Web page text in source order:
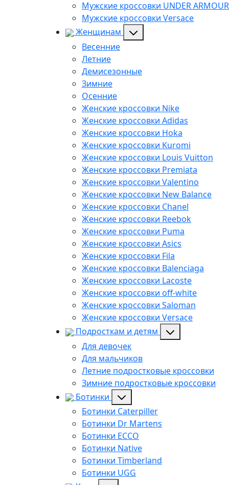
Мужские кроссовки UNDER ARMOUR
Мужские кроссовки Versace
Женщинам
Весенние
Летние
Демисезонные
Зимние
Осенние
Женские кроссовки Nike
Женские кроссовки Adidas
Женские кроссовки Hoka
Женские кроссовки Kuromi
Женские кроссовки Louis Vuitton
Женские кроссовки Premiata
Женские кроссовки Valentino
Женские кроссовки New Balance
Женские кроссовки Chanel
Женские кроссовки Reebok
Женские кроссовки Puma
Женские кроссовки Asics
Женские кроссовки Fila
Женские кроссовки Balenciaga
Женские кроссовки Lacoste
Женские кроссовки off-white
Женские кроссовки Saloman
Женские кроссовки Versace
Подросткам и детям
Для девочек
Для мальчиков
Летние подростковые кроссовки
Зимние подростковые кроссовки
Ботинки
Ботинки Caterpiller
Ботинки Dr Martens
Ботинки ECCO
Ботинки Native
Ботинки Timberland
Ботинки UGG